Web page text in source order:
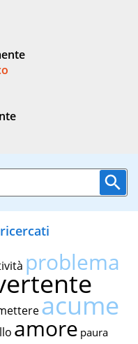
problema
acume
amore paura